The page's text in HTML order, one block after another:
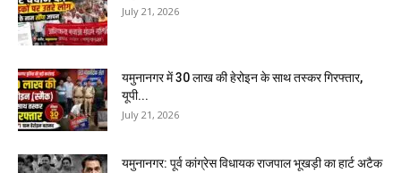
July 21, 2026
यमुनानगर में 30 लाख की हेरोइन के साथ तस्कर गिरफ्तार,
यूपी...
July 21, 2026
यमुनानगर: पूर्व कांग्रेस विधायक राजपाल भूखड़ी का हार्ट अटैक